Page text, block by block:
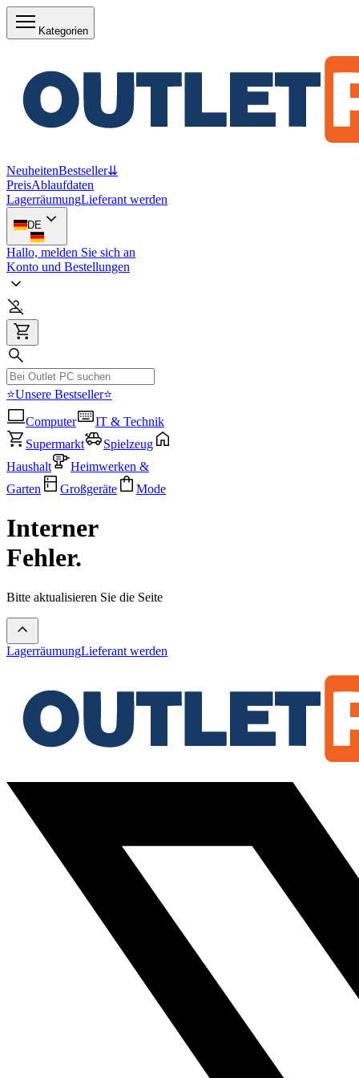
Kategorien
NeuheitenBestseller⇊
PreisAblaufdaten
LagerräumungLieferant werden
DE
Hallo, melden Sie sich an
Konto und Bestellungen
⭐Unsere Bestseller⭐
Computer
IT & Technik
Supermarkt
Spielzeug
Haushalt
Heimwerken &
Garten
Großgeräte Mode
Interner
Fehler.
Bitte aktualisieren Sie die Seite
LagerräumungLieferant werden